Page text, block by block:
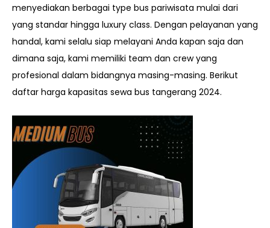
menyediakan berbagai type bus pariwisata mulai dari
yang standar hingga luxury class. Dengan pelayanan yang
handal, kami selalu siap melayani Anda kapan saja dan
dimana saja, kami memiliki team dan crew yang
profesional dalam bidangnya masing-masing. Berikut
daftar harga kapasitas sewa bus tangerang 2024.